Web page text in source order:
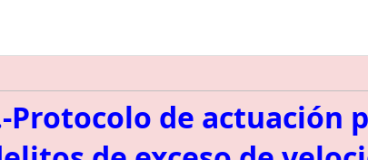
Protocolo de actuación